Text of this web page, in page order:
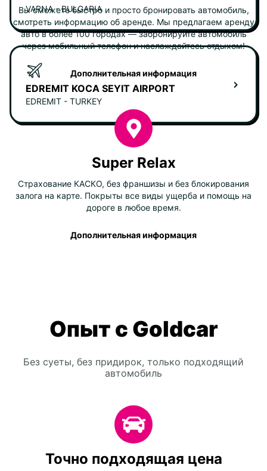
VARNA - BULGARIA
EDREMIT KOCA SEYIT AIRPORT
EDREMIT - TURKEY
Вы сможете быстро и просто бронировать автомобиль,
смотреть информацию об аренде. Мы предлагаем аренду
авто в более 100 городах — забронируйте автомобиль
через мобильный телефон и наслаждайтесь отдыхом!
Дополнительная информация
Super Relax
Страхование КАСКО, без франшизы и без блокирования
залога на карте. Покрыты все виды ущерба и помощь на
дороге в любое время.
Дополнительная информация
Опыт с Goldcar
Без суеты, без придирок, только подходящий
автомобиль
Точно подходящая цена